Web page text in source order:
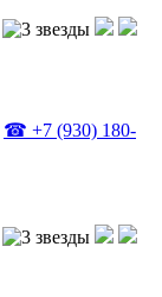
☎ +7 (930) 180-